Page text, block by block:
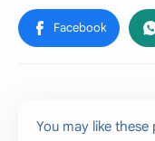
You may like these